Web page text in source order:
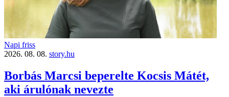
Napi friss
2026. 08. 08. story.hu
Borbás Marcsi beperelte Kocsis Mátét,
aki árulónak nevezte